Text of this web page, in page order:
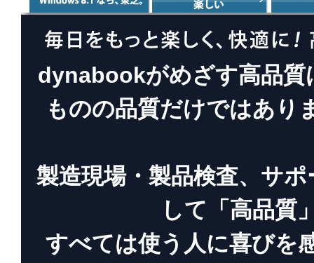
dynabookがめざす高品質
ものの品質だけではあり
製造現場・製品検査、サ
して「高品質
すべては使う人に喜びを